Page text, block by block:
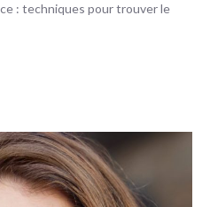
: techniques pour trouver le